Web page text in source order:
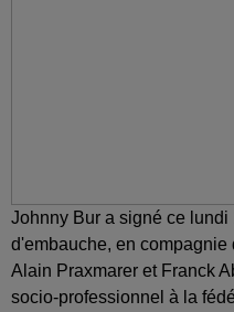
Johnny Bur a signé ce
d'embauche, en compagnie
Alain Praxmarer et Franck
socio-professionnel à la